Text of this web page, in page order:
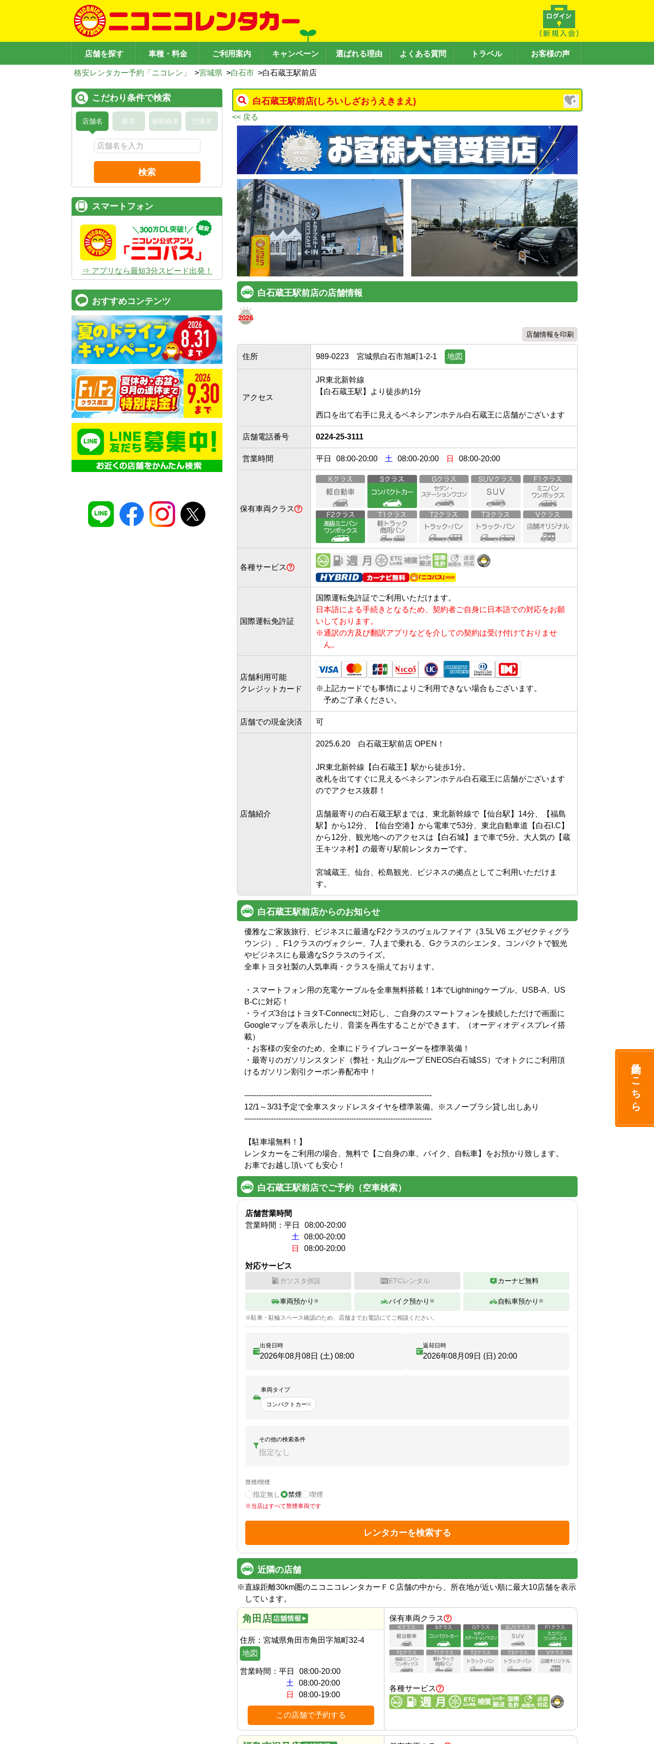
店舗を探す 車種・料金 ご利用案内 キャンペーン 選ばれる理由 よくある質問 トラベル お客様の声
格安レンタカー予約「ニコレン」 >宮城県 >白石市 >白石蔵王駅前店
白石蔵王駅前店(しろいしざおうえきまえ)
<< 戻る
白石蔵王駅前店の店舗情報
店舗情報を印刷
住所 989-0223 宮城県白石市旭町1-2-1 地図
アクセス
JR東北新幹線
【白石蔵王駅】より徒歩約1分
西口を出て右手に見えるベネシアンホテル白石蔵王に店舗がございます
店舗電話番号 0224-25-3111
営業時間 平日 08:00-20:00 土 08:00-20:00 日 08:00-20:00
保有車両クラス
各種サービス
国際運転免許証
国際運転免許証でご利用いただけます。
日本語による手続きとなるため、契約者ご自身に日本語での対応をお願
いしております。
※通訳の方及び翻訳アプリなどを介しての契約は受け付けておりませ
ん。
店舗利用可能
クレジットカード
※ 上記カードでも事情によりご利用できない場合もございます。
予めご了承ください。
店舗での現金決済 可
店舗紹介
2025.6.20　白石蔵王駅前店 OPEN！
JR東北新幹線【白石蔵王】駅から徒歩1分。
改札を出てすぐに見えるベネシアンホテル白石蔵王に店舗がございます
のでアクセス抜群！
店舗最寄りの白石蔵王駅までは、東北新幹線で【仙台駅】14分、【福島
駅】から12分、【仙台空港】から電車で53分、東北自動車道【白石I.C】
から12分、観光地へのアクセスは【白石城】まで車で5分。大人気の【蔵
王キツネ村】の最寄り駅前レンタカーです。
宮城蔵王、仙台、松島観光、ビジネスの拠点としてご利用いただけま
す。
白石蔵王駅前店からのお知らせ
優雅なご家族旅行、ビジネスに最適なF2クラスのヴェルファイア（3.5L V6 エグゼクティグラ
ウンジ）、F1クラスのヴォクシー、7人まで乗れる、Gクラスのシエンタ。コンパクトで観光
やビジネスにも最適なSクラスのライズ。
全車トヨタ社製の人気車両・クラスを揃えております。
・スマートフォン用の充電ケーブルを全車無料搭載！1本でLightningケーブル、USB-A、US
B-Cに対応！
・ライズ3台はトヨタT-Connectに対応し、ご自身のスマートフォンを接続しただけで画面に
Googleマップを表示したり、音楽を再生することができます。（オーディオディスプレイ搭
載）
・お客様の安全のため、全車にドライブレコーダーを標準装備！
・最寄りのガソリンスタンド（弊社・丸山グループ ENEOS白石城SS）でオトクにご利用頂
けるガソリン割引クーポン券配布中！
-----------------------------------------------------------------------------
12/1～3/31予定で全車スタッドレスタイヤを標準装備。※スノーブラシ貸し出しあり
-----------------------------------------------------------------------------
【駐車場無料！】
レンタカーをご利用の場合、無料で【ご自身の車、バイク、自転車】をお預かり致します。
白石蔵王駅前店でご予約（空車検索）
店舗営業時間
営業時間： 平日 08:00-20:00
土
08:00-20:00
日
08:00-20:00
対応サービス
ガソスタ併設 ETCレンタル カーナビ無料
車両預かり ※ バイク預かり ※ 自転車預かり ※
※駐車・駐輪スペース確認のため、店舗までお電話にてご相談ください。
出発日時
2026年08月08日 (土) 08:00
返却日時
2026年08月09日 (日) 20:00
車両タイプ
コンパクトカー
その他の検索条件
指定なし
禁煙/喫煙
指定無し 禁煙 喫煙
※当店はすべて禁煙車両です
レンタカーを検索する
近隣の店舗
※直線距離30km圏のニコニコレンタカーＦＣ店舗の中から、所在地が近い順に最大10店舗を表示
しています。
角田店
住所： 宮城県角田市角田字旭町32-4
地図
営業時間： 平日
08:00-20:00
土
08:00-20:00
日
08:00-19:00
この店舗で予約する
保有車両クラス
各種サービス
予約はこちら
こだわり条件で検索
店舗名 駅名 新幹線名 空港名
検索
スマートフォン
⇒ アプリなら最短3分スピード出発！
おすすめコンテンツ